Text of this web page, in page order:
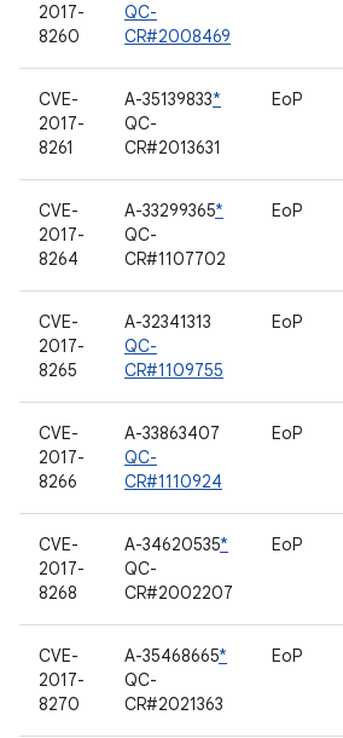
2017-
8260
QC-
CR#2008469
CVE-
2017-
8261
A-35139833*
QC-
CR#2013631
EoP
CVE-
2017-
8264
A-33299365*
QC-
CR#1107702
EoP
CVE-
2017-
8265
A-32341313
QC-
CR#1109755
EoP
CVE-
2017-
8266
A-33863407
QC-
CR#1110924
EoP
CVE-
2017-
8268
A-34620535*
QC-
CR#2002207
EoP
CVE-
2017-
8270
A-35468665*
QC-
CR#2021363
EoP